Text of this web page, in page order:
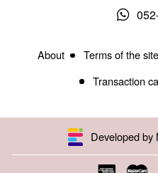
About Terms of the site
Transaction
Developed by